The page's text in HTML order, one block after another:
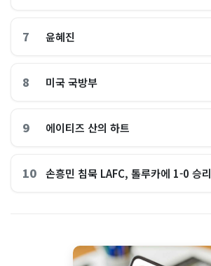
7 윤혜진
8 미국 국방부
9 에이티즈 산의 하트
10 손흥민 침묵 LAFC, 톨루카에 1-0 승리